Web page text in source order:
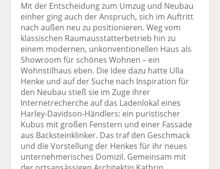
Mit der Entscheidung zum Umzug und Neubau
einher ging auch der Anspruch, sich im Auftritt
nach außen neu zu positionieren. Weg vom
klassischen Raumausstatterbetrieb hin zu
einem modernen, unkonventionellen Haus als
Showroom für schönes Wohnen – ein
Wohnstilhaus eben. Die Idee dazu hatte Ulla
Henke und auf der Suche nach Inspiration für
den Neubau stieß sie im Zuge ihrer
Internetrecherche auf das Ladenlokal eines
Harley-Davidson-Händlers: ein puristischer
Kubus mit großen Fenstern und einer Fassade
aus Backsteinklinker. Das traf den Geschmack
und die Vorstellung der Henkes für ihr neues
unternehmerisches Domizil. Gemeinsam mit